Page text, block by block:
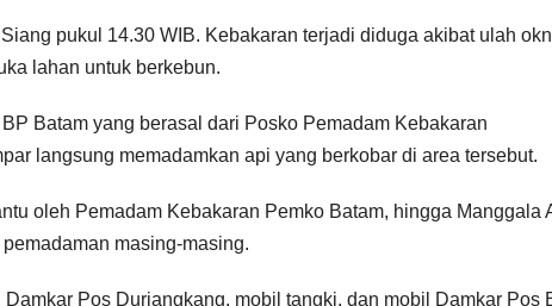
pukul 14.30 WIB. Kebakaran terjadi diduga akibat ulah
lahan untuk berkebun.
Batam yang berasal dari Posko Pemadam Kebakaran
langsung memadamkan api yang berkobar di area tersebut.
oleh Pemadam Kebakaran Pemko Batam, hingga Manggala
masing-masing.
Pos Duriangkang, mobil tangki, dan mobil Damkar Pos